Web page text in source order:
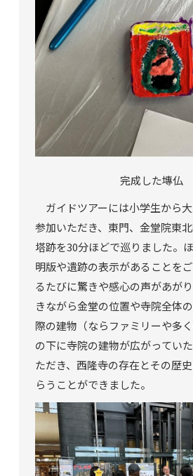
完成した塼仏
ガイドツアーには小学生から
参加いただき、東門、金堂院東北
塔跡を30分ほどで巡りました。
明版や遺跡の表示があることを
るたびに驚きや感心の声があが
きながら金堂の位置や寺院全体
際の建物（ならファミリーや多く
の下に寺院の建物が広がってい
ただき、西隆寺の存在とその歴
らうことができました。